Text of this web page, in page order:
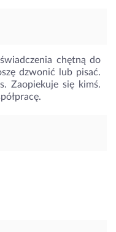
chętną do
dzwonić lub pisać.
Zaopiekuje się kimś.